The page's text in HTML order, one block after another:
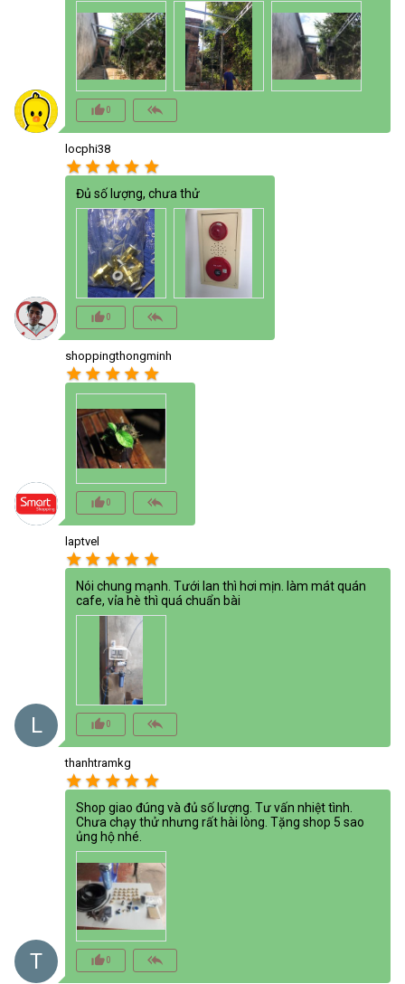
thumb_up_alt0 reply_all
locphi38
star star star star star
Đủ số lượng, chưa thử
thumb_up_alt0 reply_all
shoppingthongminh
star star star star star
thumb_up_alt0 reply_all
L
laptvel
star star star star star
Nói chung mạnh. Tưới lan thì hơi mịn. làm mát quán
cafe, vỉa hè thì quá chuẩn bài
thumb_up_alt0 reply_all
T
thanhtramkg
star star star star star
Shop giao đúng và đủ số lượng. Tư vấn nhiệt tình.
Chưa chạy thử nhưng rất hài lòng. Tặng shop 5 sao
ủng hộ nhé.
thumb_up_alt0 reply_all